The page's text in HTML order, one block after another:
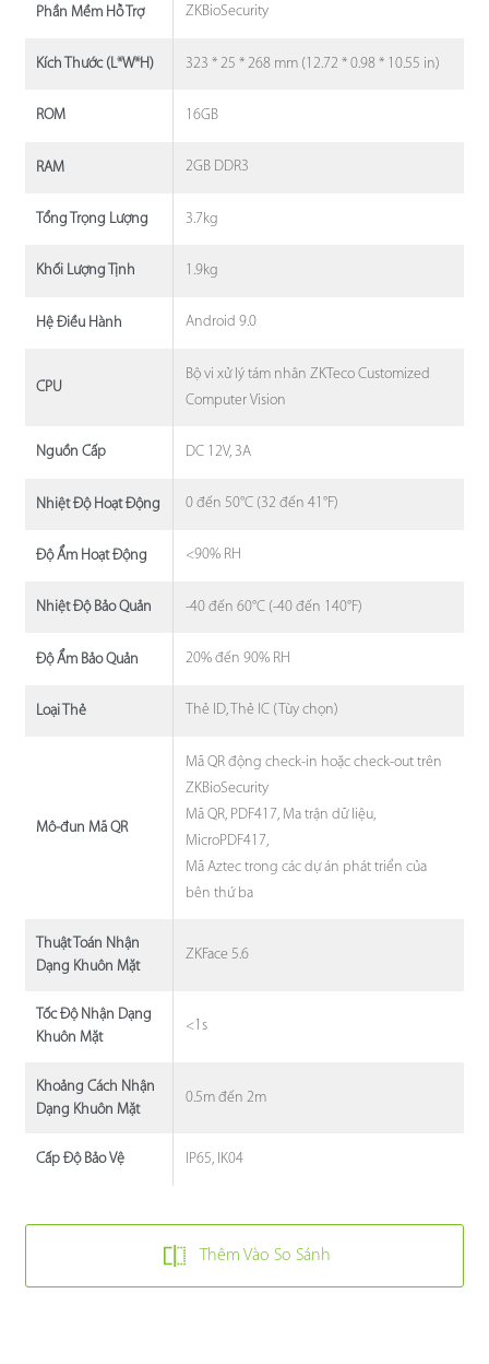
Phần Mềm Hỗ Trợ ZKBioSecurity
Kích Thước (L*W*H) 323 * 25 * 268 mm (12.72 * 0.98 * 10.55 in)
ROM 16GB
RAM 2GB DDR3
Tổng Trọng Lượng 3.7kg
Khối Lượng Tịnh 1.9kg
Hệ Điều Hành Android 9.0
CPU
Bộ vi xử lý tám nhân ZKTeco Customized
Computer Vision
Nguồn Cấp DC 12V, 3A
Nhiệt Độ Hoạt Động 0 đến 50°C (32 đến 41°F)
Độ Ẩm Hoạt Động <90% RH
Nhiệt Độ Bảo Quản -40 đến 60°C (-40 đến 140°F)
Độ Ẩm Bảo Quản 20% đến 90% RH
Loại Thẻ Thẻ ID, Thẻ IC (Tùy chọn)
Mô-đun Mã QR
Mã QR động check-in hoặc check-out trên
ZKBioSecurity
Mã QR, PDF417, Ma trận dữ liệu,
MicroPDF417,
Mã Aztec trong các dự án phát triển của
bên thứ ba
Thuật Toán Nhận
Dạng Khuôn Mặt
ZKFace 5.6
Tốc Độ Nhận Dạng
Khuôn Mặt
<1s
Khoảng Cách Nhận
Dạng Khuôn Mặt
0.5m đến 2m
Cấp Độ Bảo Vệ IP65, IK04
Thêm Vào So Sánh